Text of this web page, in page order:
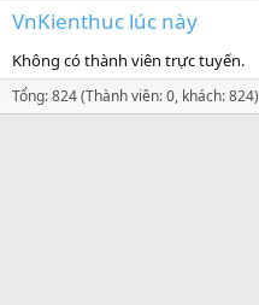
VnKienthuc lúc này
Không có thành viên trực tuyến.
Tổng: 824 (Thành viên: 0, khách: 824)